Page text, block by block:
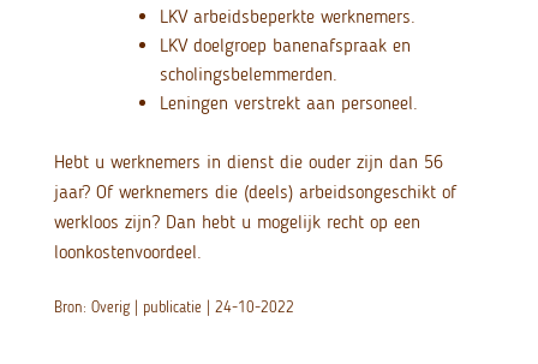
LKV arbeidsbeperkte werknemers.
LKV doelgroep banenafspraak en
scholingsbelemmerden.
Leningen verstrekt aan personeel.
Hebt u werknemers in dienst die ouder zijn dan 56
jaar? Of werknemers die (deels) arbeidsongeschikt of
werkloos zijn? Dan hebt u mogelijk recht op een
loonkostenvoordeel.
Bron: Overig | publicatie | 24-10-2022